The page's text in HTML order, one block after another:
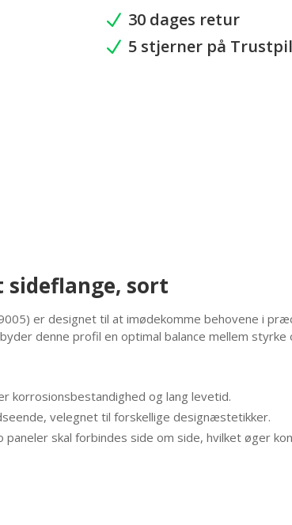
sideflange,
SORT
antal
N 30 dages retur
N 5 stjerner på
sort
er designet til at imødekomme behovene i
denne profil en optimal balance mellem
korrosionsbestandighed og lang levetid.
velegnet til forskellige designæstetikker.
skal forbindes side om side, hvilket øger